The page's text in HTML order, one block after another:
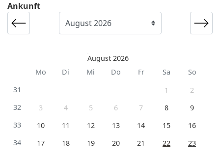
Ankunft
August 2026
Mo
Di Mi Do Fr Sa
So
31
1
2
32
3 4 5 6 7 8
9
33
10 11 12 13 14 15
16
34
17 18 19 20 21 22
23